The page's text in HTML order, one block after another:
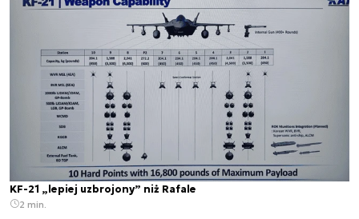
KF-21 „lepiej uzbrojony” niż Rafale
2 min.